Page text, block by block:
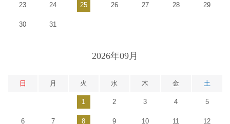
23 24 25 26 27 28 29
30 31
2026年09月
日 月 火 水 木 金 土
1 2 3 4 5
6 7 8 9 10 11 12